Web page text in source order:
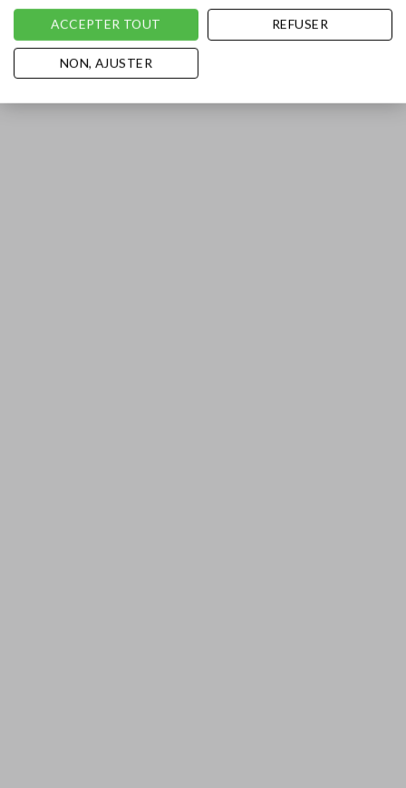
ACCEPTER TOUT REFUSER
NON, AJUSTER